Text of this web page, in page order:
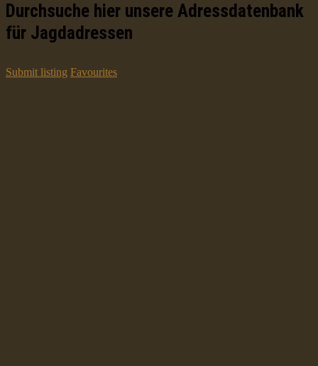
Durchsuche hier unsere Adressdatenbank
für Jagdadressen
Submit listing Favourites